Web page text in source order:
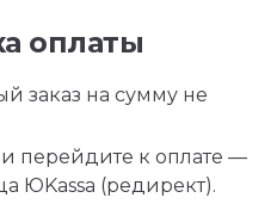
оплаты
заказ на сумму не
перейдите к оплате —
ЮKassa (редирект).